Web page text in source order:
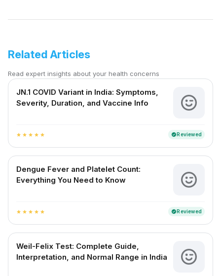
Related Articles
Read expert insights about your health concerns
JN.1 COVID Variant in India: Symptoms,
Severity, Duration, and Vaccine Info
star star star star star verifiedReviewed
Dengue Fever and Platelet Count:
Everything You Need to Know
star star star star star verifiedReviewed
Weil-Felix Test: Complete Guide,
Interpretation, and Normal Range in India